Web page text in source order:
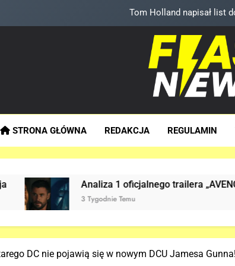
TA
Znamy
Tom Holland napisał list
Znamy
Flash News
Najszybsza Dawka Newsów W Sieci
STRONA GŁÓWNA REDAKCJA REGULAMIN
Analiza 1 oficjalnego trailera „AVENGERS:
3 Tygodnie Temu
DC nie pojawią się w nowym DCU Jamesa